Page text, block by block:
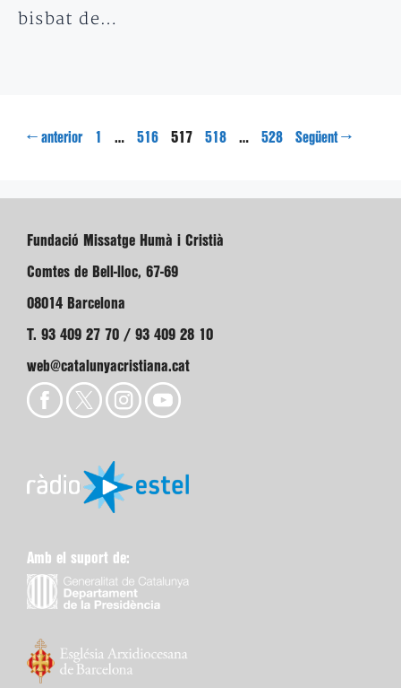
bisbat de…
← anterior Pàgina
… Pàgina
516 Pàgina
517 Pàgina
518 … Pàgina
528 Següent →
Fundació Missatge Humà i Cristià
Comtes de Bell-lloc, 67-69
08014 Barcelona
T. 93 409 27 70 / 93 409 28 10
web@catalunyacristiana.cat
Amb el suport de: